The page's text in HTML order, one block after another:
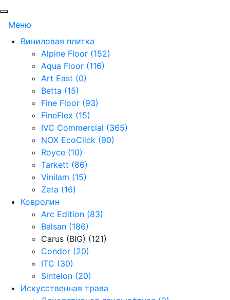
Меню
Виниловая плитка
Alpine Floor (152)
Aqua Floor (116)
Art East (0)
Betta (15)
Fine Floor (93)
FineFlex (15)
IVC Commercial (365)
NOX EcoClick (90)
Royce (10)
Tarkett (86)
Vinilam (15)
Zeta (16)
Ковролин
Arc Edition (83)
Balsan (186)
Carus (BIG) (121)
Condor (20)
ITC (30)
Sintelon (20)
Искусственная трава